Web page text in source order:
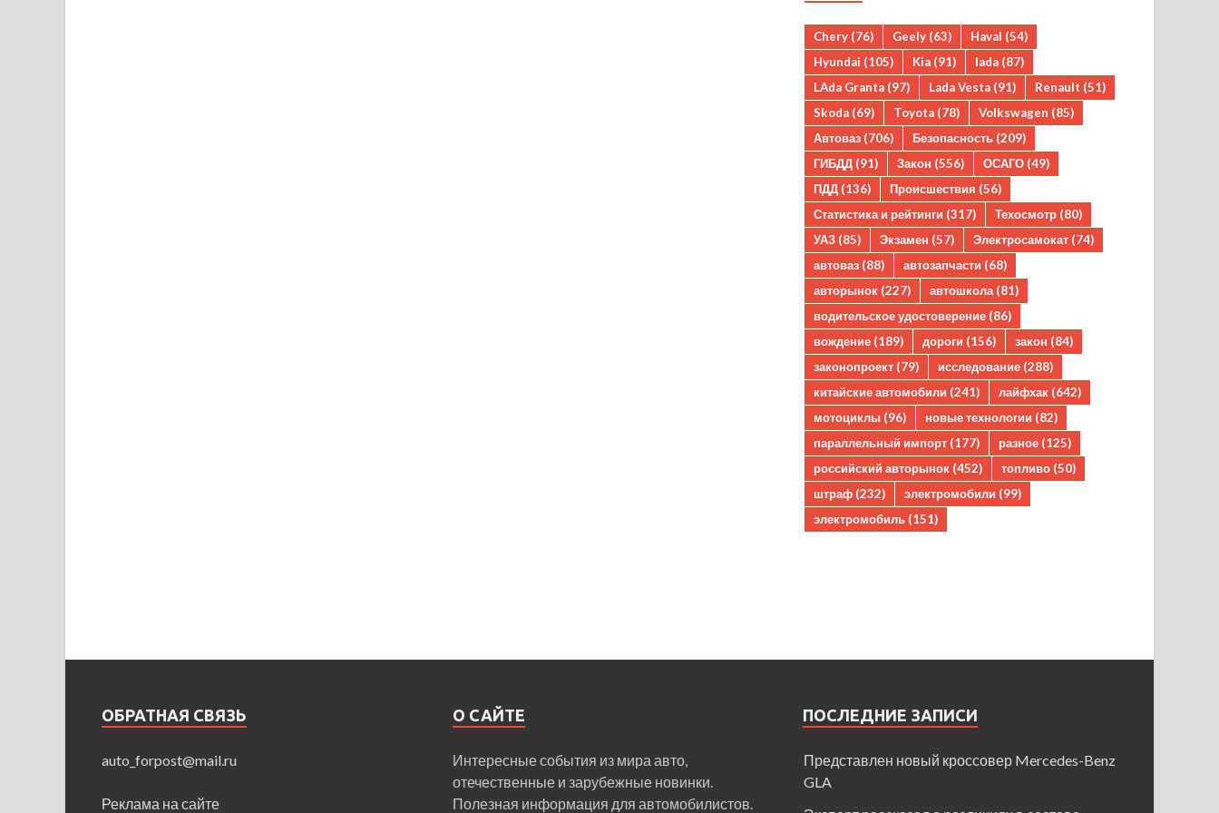
Chery (76) Geely (63) Haval (54)
Hyundai (105) Kia (91) lada (87)
LAda Granta (97) Lada Vesta (91) Renault (51)
Skoda (69) Toyota (78) Volkswagen (85)
Автоваз (706) Безопасность (209)
ГИБДД (91) Закон (556) ОСАГО (49)
ПДД (136) Происшествия (56)
Статистика и рейтинги (317) Техосмотр (80)
УАЗ (85) Экзамен (57) Электросамокат (74)
автоваз (88) автозапчасти (68)
авторынок (227) автошкола (81)
водительское удостоверение (86)
вождение (189) дороги (156) закон (84)
законопроект (79) исследование (288)
китайские автомобили (241) лайфхак (642)
мотоциклы (96) новые технологии (82)
параллельный импорт (177) разное (125)
российский авторынок (452) топливо (50)
штраф (232) электромобили (99)
электромобиль (151)
ОБРАТНАЯ СВЯЗЬ
auto_forpost@mail.ru
Реклама на сайте
О САЙТЕ
Интересные события из мира авто,
отечественные и зарубежные новинки.
Полезная информация для автомобилистов.
ПОСЛЕДНИЕ ЗАПИСИ
Представлен новый кроссовер Mercedes-Benz
GLA